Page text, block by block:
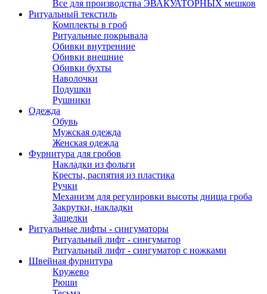
Все для производства ЭВАКУАТОРНЫХ мешков
Ритуальный текстиль
Комплекты в гроб
Ритуальные покрывала
Обивки внутренние
Обивки внешние
Обивки бухты
Наволочки
Подушки
Рушники
Одежда
Обувь
Мужская одежда
Женская одежда
Фурнитура для гробов
Накладки из фольги
Кресты, распятия из пластика
Ручки
Механизм для регулировки высоты днища гроба
Закрутки, накладки
Защелки
Ритуальные лифты - сингуматоры
Ритуальный лифт - сингуматор
Ритуальный лифт - сингуматор с ножками
Швейная фурнитура
Кружево
Рюши